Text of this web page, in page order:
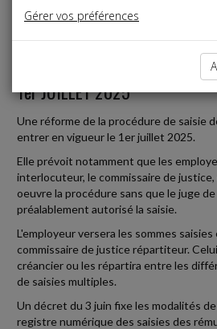
Social, Paye
Date: 2025-06-26
RÉFORME DE LA SAISIE DES
1er JUILLET 2025
Une réforme de la procédure de saisie
entrer en vigueur le 1er juillet 2025.
Elle prévoit notamment que les
interlocuteur, le commissaire de
oeuvre la procédure sans que le juge
préalablement autorisé la saisie.
L'employeur versera les sommes
commissaire de justice répartiteur.
créancier ou les répartira entre les
de saisies multiples.
Un décret du 3 juin fixe les modalités
registre numérique des saisies des
Gérer vos préférences